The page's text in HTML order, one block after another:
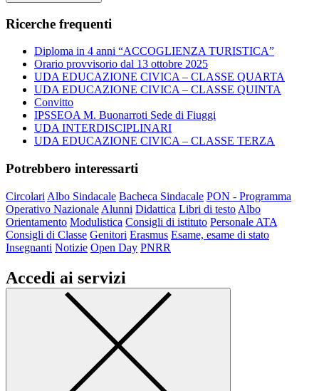
Ricerche frequenti
Diploma in 4 anni “ACCOGLIENZA TURISTICA”
Orario provvisorio dal 13 ottobre 2025
UDA EDUCAZIONE CIVICA – CLASSE QUARTA
UDA EDUCAZIONE CIVICA – CLASSE QUINTA
Convitto
IPSSEOA M. Buonarroti Sede di Fiuggi
UDA INTERDISCIPLINARI
UDA EDUCAZIONE CIVICA – CLASSE TERZA
Potrebbero interessarti
Circolari Albo Sindacale Bacheca Sindacale PON - Programma
Operativo Nazionale Alunni Didattica Libri di testo Albo
Orientamento Modulistica Consigli di istituto Personale ATA
Consigli di Classe Genitori Erasmus Esame, esame di stato
Insegnanti Notizie Open Day PNRR
Accedi ai servizi